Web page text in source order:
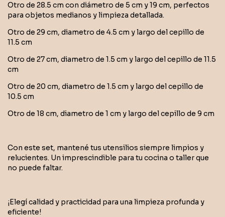
Otro de 28.5 cm con diámetro de 5 cm y 19 cm, perfectos
para objetos medianos y limpieza detallada.
Otro de 29 cm, diametro de 4.5 cm y largo del cepillo de
11.5 cm
Otro de 27 cm, diametro de 1.5 cm y largo del cepillo de 11.5
cm
Otro de 20 cm, diametro de 1.5 cm y largo del cepillo de
10.5 cm
Otro de 18 cm, diametro de 1 cm y largo del cepillo de 9 cm
Con este set, mantené tus utensilios siempre limpios y
relucientes. Un imprescindible para tu cocina o taller que
no puede faltar.
¡Elegí calidad y practicidad para una limpieza profunda y
eficiente!